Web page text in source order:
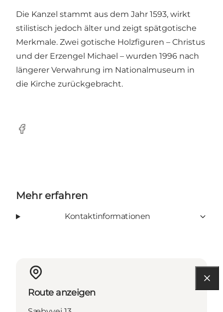
Die Kanzel stammt aus dem Jahr 1593, wirkt
stilistisch jedoch älter und zeigt spätgotische
Merkmale. Zwei gotische Holzfiguren – Christus
und der Erzengel Michael – wurden 1996 nach
längerer Verwahrung im Nationalmuseum in
die Kirche zurückgebracht.
Facebook
Mehr erfahren
Kontaktinformationen
Route anzeigen